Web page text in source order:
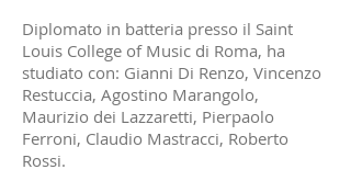
Diplomato in batteria presso il Saint
Louis College of Music di Roma, ha
studiato con: Gianni Di Renzo, Vincenzo
Restuccia, Agostino Marangolo,
Maurizio dei Lazzaretti, Pierpaolo
Ferroni, Claudio Mastracci, Roberto
Rossi.